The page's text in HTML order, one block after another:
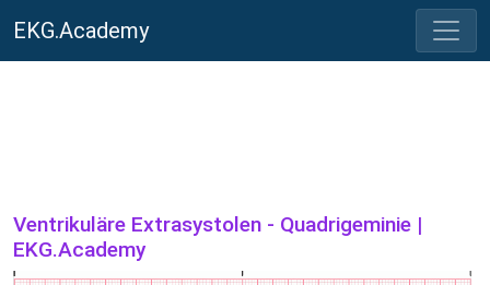
EKG.Academy
Ventrikuläre Extrasystolen - Quadrigeminie |
EKG.Academy